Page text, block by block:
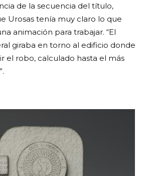
de la secuencia del título,
Urosas tenía muy claro lo que
animación para trabajar. “El
giraba en torno al edificio donde
el robo, calculado hasta el más